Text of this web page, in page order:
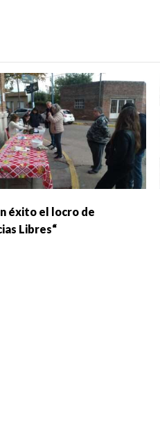
éxito el locro de
Libres“